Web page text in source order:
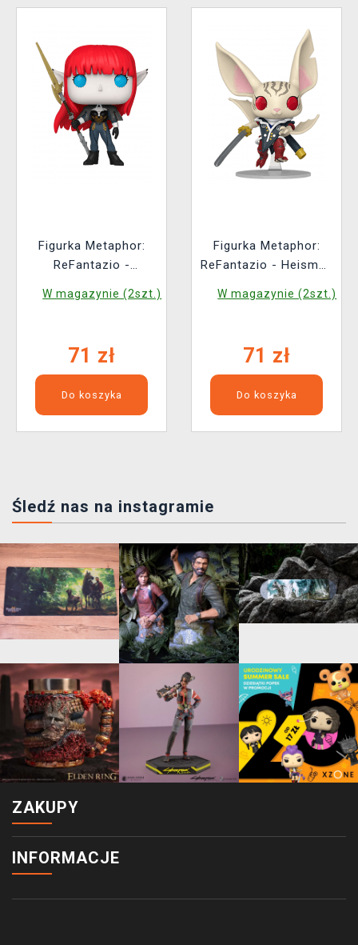
Figurka Metaphor:
ReFantazio -
POP! Games 1228)
W magazynie (2szt.)
71 zł
Do koszyka
Figurka Metaphor:
ReFantazio - Heismay
1229)
W magazynie (2szt.)
71 zł
Do koszyka
Śledź nas na instagramie
ZAKUPY
INFORMACJE